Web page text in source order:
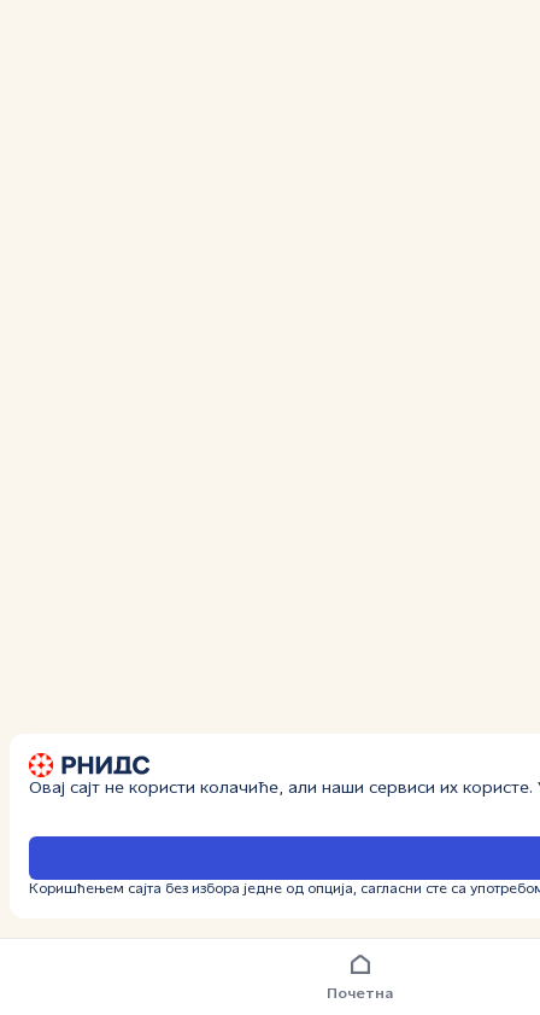
Почетна
Овај сајт не користи колачиће, али наши сервиси их
Коришћењем сајта без избора једне од опција, сагласни сте са